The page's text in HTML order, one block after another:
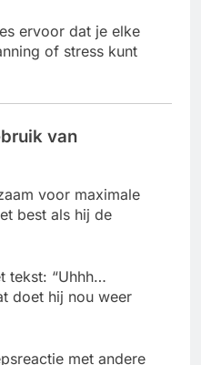
ervoor dat je elke
of stress kunt
van
voor maximale
best als hij de
tekst: “Uhhh…
doet hij nou weer
met andere